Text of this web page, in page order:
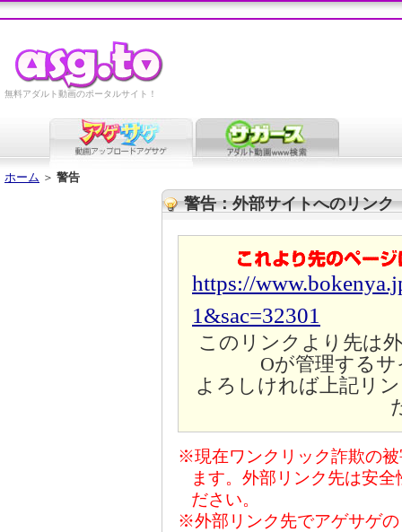
無料アダルト動画のポータルサイト！
ホーム ＞ 警告
警告：外部サイトへのリンク
https://
1&sac=32301
このリンクより先は
Oが管理する
よろしければ上記リ
※現在ワンクリック詐欺の
ます。外部リンク先は安
ださい。
※外部リンク先でアゲサゲ